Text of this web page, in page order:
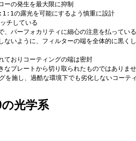
の発生を最大限に抑制
の露光を可能にするよう慎重に設計
チしている
、パーフォカリティに細心の注意を払っている
ないように、フィルターの端を全体的に黒く
ておりコーティングの端は密封
プレートから切り取られたものではありませ
施し、過酷な環境下でも劣化しないコーティ
光学系